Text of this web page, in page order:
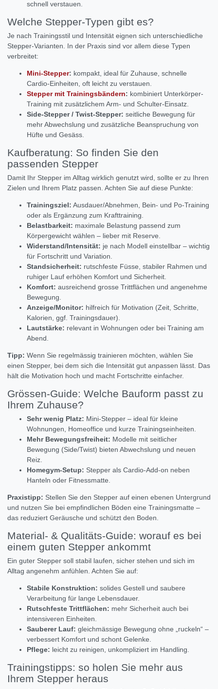
schnell verstauen.
Welche Stepper-Typen gibt es?
Je nach Trainingsstil und Intensität eignen sich unterschiedliche
Stepper-Varianten. In der Praxis sind vor allem diese Typen
verbreitet:
Mini-Stepper: kompakt, ideal für Zuhause, schnelle
Cardio-Einheiten, oft leicht zu verstauen.
Stepper mit Trainingsbändern: kombiniert Unterkörper-
Training mit zusätzlichem Arm- und Schulter-Einsatz.
Side-Stepper / Twist-Stepper: seitliche Bewegung für
mehr Abwechslung und zusätzliche Beanspruchung von
Hüfte und Gesäss.
Kaufberatung: So finden Sie den
passenden Stepper
Damit Ihr Stepper im Alltag wirklich genutzt wird, sollte er zu Ihren
Zielen und Ihrem Platz passen. Achten Sie auf diese Punkte:
Trainingsziel: Ausdauer/Abnehmen, Bein- und Po-Training
oder als Ergänzung zum Krafttraining.
Belastbarkeit: maximale Belastung passend zum
Körpergewicht wählen – lieber mit Reserve.
Widerstand/Intensität: je nach Modell einstellbar – wichtig
für Fortschritt und Variation.
Standsicherheit: rutschfeste Füsse, stabiler Rahmen und
ruhiger Lauf erhöhen Komfort und Sicherheit.
Komfort: ausreichend grosse Trittflächen und angenehme
Bewegung.
Anzeige/Monitor: hilfreich für Motivation (Zeit, Schritte,
Kalorien, ggf. Trainingsdauer).
Lautstärke: relevant in Wohnungen oder bei Training am
Abend.
Tipp: Wenn Sie regelmässig trainieren möchten, wählen Sie
einen Stepper, bei dem sich die Intensität gut anpassen lässt. Das
hält die Motivation hoch und macht Fortschritte einfacher.
Grössen-Guide: Welche Bauform passt zu
Ihrem Zuhause?
Sehr wenig Platz: Mini-Stepper – ideal für kleine
Wohnungen, Homeoffice und kurze Trainingseinheiten.
Mehr Bewegungsfreiheit: Modelle mit seitlicher
Bewegung (Side/Twist) bieten Abwechslung und neuen
Reiz.
Homegym-Setup: Stepper als Cardio-Add-on neben
Hanteln oder Fitnessmatte.
Praxistipp: Stellen Sie den Stepper auf einen ebenen Untergrund
und nutzen Sie bei empfindlichen Böden eine Trainingsmatte –
das reduziert Geräusche und schützt den Boden.
Material- & Qualitäts-Guide: worauf es bei
einem guten Stepper ankommt
Ein guter Stepper soll stabil laufen, sicher stehen und sich im
Alltag angenehm anfühlen. Achten Sie auf:
Stabile Konstruktion: solides Gestell und saubere
Verarbeitung für lange Lebensdauer.
Rutschfeste Trittflächen: mehr Sicherheit auch bei
intensiveren Einheiten.
Sauberer Lauf: gleichmässige Bewegung ohne „ruckeln“ –
verbessert Komfort und schont Gelenke.
Pflege: leicht zu reinigen, unkompliziert im Handling.
Trainingstipps: so holen Sie mehr aus
Ihrem Stepper heraus